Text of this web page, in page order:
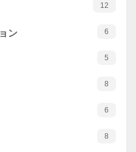
12
ン 6
5
8
6
8